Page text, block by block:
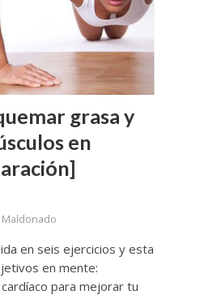
grasa y
en
Maldonado
en seis ejercicios y esta
en mente:
para mejorar tu